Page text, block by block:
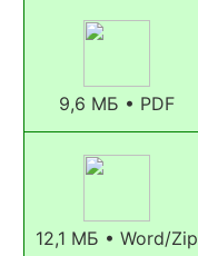
9,6 МБ • PDF
12,1 МБ • Word/Zip